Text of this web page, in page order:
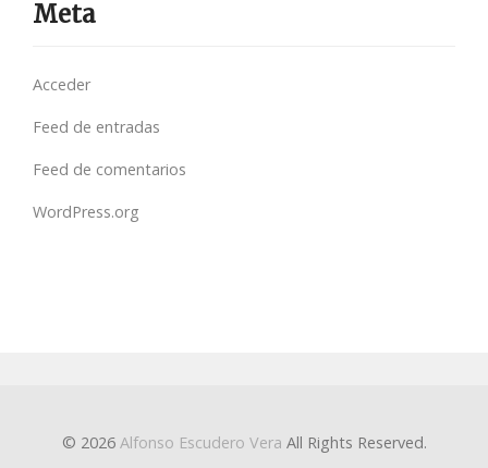
Meta
Acceder
Feed de entradas
Feed de comentarios
WordPress.org
© 2026 Alfonso Escudero Vera All Rights Reserved.